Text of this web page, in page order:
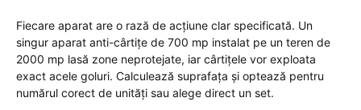
Fiecare aparat are o rază de acțiune clar specificată. Un
singur aparat anti-cârtițe de 700 mp instalat pe un teren de
2000 mp lasă zone neprotejate, iar cârtițele vor exploata
exact acele goluri. Calculează suprafața și optează pentru
numărul corect de unități sau alege direct un set.